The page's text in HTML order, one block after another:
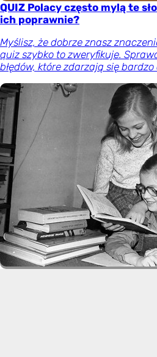
QUIZ Polacy często mylą te
ich poprawnie?
Myślisz, że dobrze znasz
quiz szybko to zweryfikuje.
błędów, które zdarzają się bardzo